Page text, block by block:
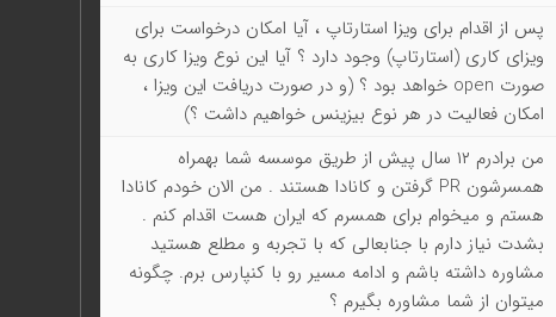
پس از اقدام برای ویزا استارتاپ ، آیا امکان درخواست برای
ویزای کاری (استارتاپ) وجود دارد ؟ آیا این نوع ویزا کاری به
صورت open خواهد بود ؟ (و در صورت دریافت این ویزا ،
امکان فعالیت در هر نوع بیزینس خواهیم داشت ؟)
من برادرم ۱۲ سال پیش از طریق موسسه شما بهمراه
همسرشون PR گرفتن و کانادا هستند . من الان خودم کانادا
هستم و میخوام برای همسرم که ایران هست اقدام کنم .
بشدت نیاز دارم با جنابعالی که با تجربه و مطلع هستید
مشاوره داشته باشم و ادامه مسیر رو با کنپارس برم. چگونه
میتوان از شما مشاوره بگیرم ؟